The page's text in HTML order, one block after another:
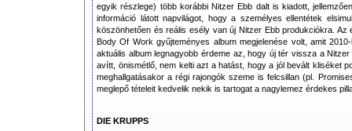
egyik részlege) több korábbi Nitzer Ebb dalt is kiadott,
információ látott napvilágot, hogy a személyes ellentétek
köszönhetően és reális esély van új Nitzer Ebb produkciókra.
Body Of Work gyűjteményes album megjelenése volt, amit
aktuális album legnagyobb érdeme az, hogy új tér vissza a
avítt, önismétlő, nem kelti azt a hatást, hogy a jól bevált kliséket
meghallgatásakor a régi rajongók szeme is felcsillan (pl.
meglepő tételeit kedvelik nekik is tartogat a nagylemez érdekes
DIE KRUPPS